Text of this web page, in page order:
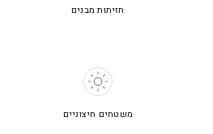
חזיתות מבנים
משטחים חיצוניים